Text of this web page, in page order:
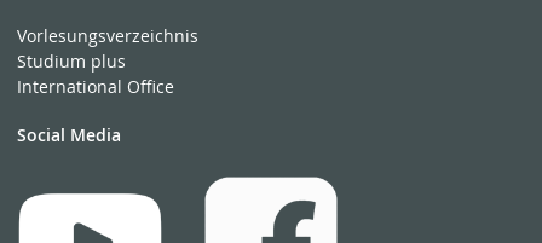
Vorlesungsverzeichnis
Studium plus
International Office
Social Media